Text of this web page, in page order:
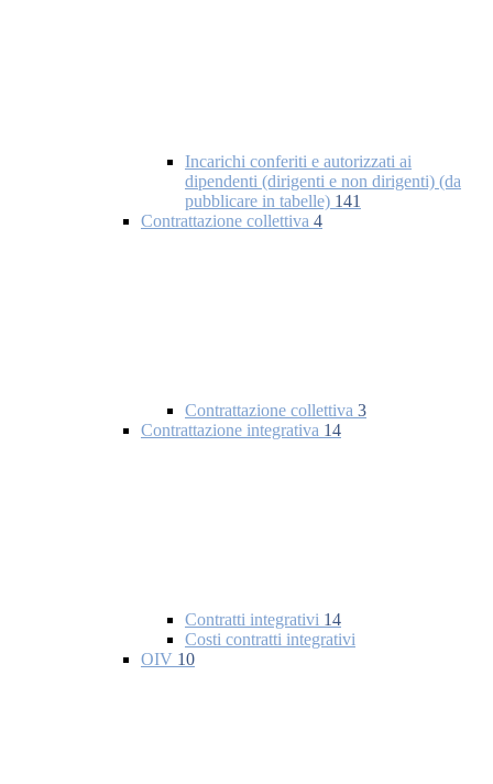
Incarichi conferiti e autorizzati ai
dipendenti (dirigenti e non dirigenti) (da
pubblicare in tabelle) 141
Contrattazione collettiva 4
Contrattazione collettiva 3
Contrattazione integrativa 14
Contratti integrativi 14
Costi contratti integrativi
OIV 10